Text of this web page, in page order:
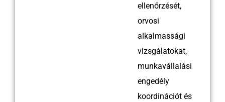
ellenőrzését,
orvosi
alkalmassági
vizsgálatokat,
munkavállalási
engedély
koordinációt és